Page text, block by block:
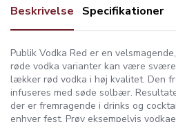
Beskrivelse Specifikationer
Publik Vodka Red er en
røde vodka varianter kan være
lækker rød vodka i høj kvalitet. Den
infuseres med søde solbær.
der er fremragende i drinks og
enhver fest. Prøv eksempelvis